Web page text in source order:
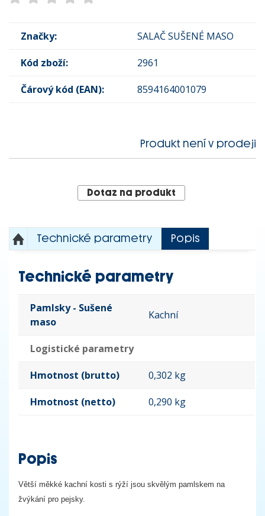
Značky: SALAČ SUŠENÉ MASO
Kód zboží: 2961
Čárový kód (EAN): 8594164001079
Produkt není v prodeji
Dotaz na produkt
Technické parametry Popis
Technické parametry
Pamlsky - Sušené
maso
Kachní
Logistické parametry
Hmotnost (brutto) 0,302 kg
Hmotnost (netto) 0,290 kg
Popis
Větší měkké kachní kosti s rýží jsou skvělým pamlskem na
žvýkání pro pejsky.